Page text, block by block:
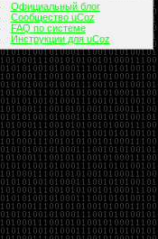
Официальный блог
Сообщество uCoz
FAQ по системе
Инструкции для uCoz